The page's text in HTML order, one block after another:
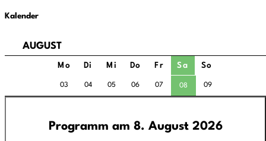
Kalender
AUGUST
Mo Di Mi Do Fr Sa So
03 04 05 06 07 08 09
Programm am 8. August 2026